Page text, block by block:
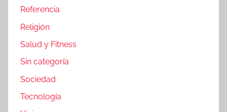
Referencia
Religión
Salud y Fitness
Sin categoría
Sociedad
Tecnología